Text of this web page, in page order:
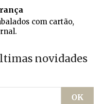
com cartão,
novidades